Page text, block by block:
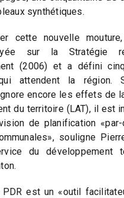
synthétiques.
cette nouvelle mouture,
sur la Stratégie
(2006) et a défini
attendent la région.
encore les effets de
du territoire (LAT), il est
de planification
souligne
du développement
est un «outil